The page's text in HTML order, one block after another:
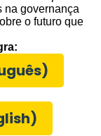
na governança
o futuro que